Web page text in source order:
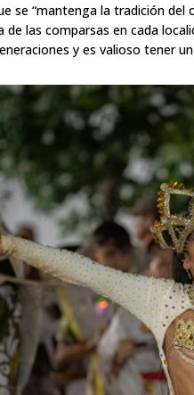
se “mantenga la tradición
las comparsas en cada
y es valioso tener